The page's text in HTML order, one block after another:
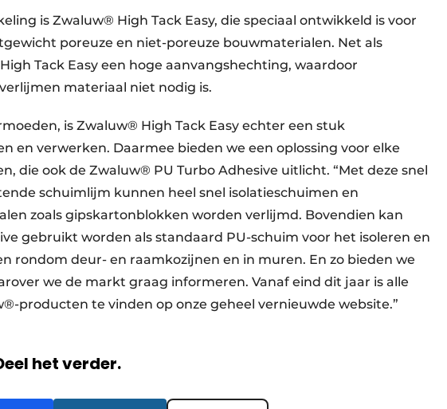
is Zwaluw® High Tack Easy, die speciaal ontwikkeld is voor
poreuze en niet-poreuze bouwmaterialen. Net als
Tack Easy een hoge aanvangshechting, waardoor
materiaal niet nodig is.
is Zwaluw® High Tack Easy echter een stuk
en verwerken. Daarmee bieden we een oplossing voor elke
die ook de Zwaluw® PU Turbo Adhesive uitlicht. “Met deze snel
schuimlijm kunnen heel snel isolatieschuimen en
zoals gipskartonblokken worden verlijmd. Bovendien kan
gebruikt worden als standaard PU-schuim voor het isoleren en
rondom deur- en raamkozijnen en in muren. En zo bieden we
we de markt graag informeren. Vanaf eind dit jaar is alle
producten te vinden op onze geheel vernieuwde website.”
het verder.